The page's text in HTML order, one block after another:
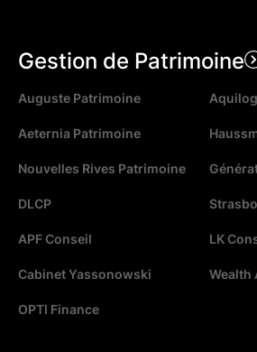
Gestion de Patrimoine
Auguste Patrimoine
Aeternia Patrimoine
Nouvelles Rives Patrimoine
DLCP
APF Conseil LK
Cabinet Yassonowski Wealth
OPTI Finance